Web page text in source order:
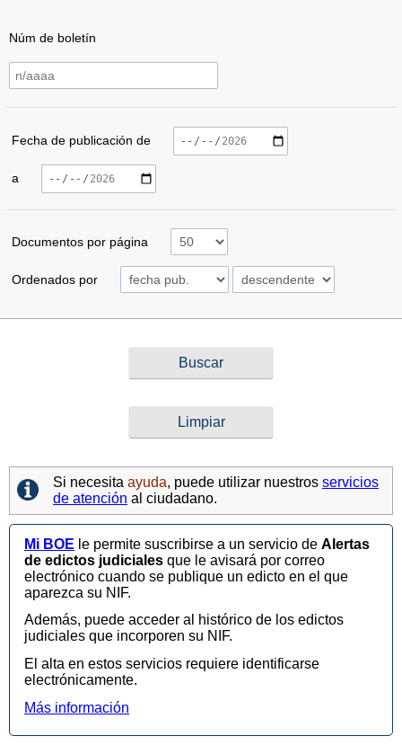
Núm de boletín
Fecha de publicación de
a
Documentos por página
Ordenados por
Si necesita ayuda, puede utilizar nuestros servicios
de atención al ciudadano.
Mi BOE le permite suscribirse a un servicio de Alertas
de edictos judiciales que le avisará por correo
electrónico cuando se publique un edicto en el que
aparezca su NIF.
Además, puede acceder al histórico de los edictos
judiciales que incorporen su NIF.
El alta en estos servicios requiere identificarse
electrónicamente.
Más información